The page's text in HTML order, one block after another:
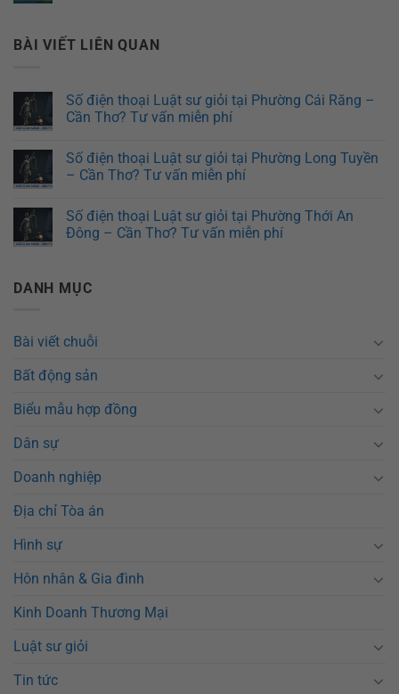
BÀI VIẾT LIÊN QUAN
Số điện thoại Luật sư giỏi tại Phường Cái Răng –
Cần Thơ? Tư vấn miễn phí
Số điện thoại Luật sư giỏi tại Phường Long Tuyền
– Cần Thơ? Tư vấn miễn phí
Số điện thoại Luật sư giỏi tại Phường Thới An
Đông – Cần Thơ? Tư vấn miễn phí
DANH MỤC
Bài viết chuỗi
Bất động sản
Biểu mẫu hợp đồng
Dân sự
Doanh nghiệp
Địa chỉ Tòa án
Hình sự
Hôn nhân & Gia đình
Kinh Doanh Thương Mại
Luật sư giỏi
Tin tức